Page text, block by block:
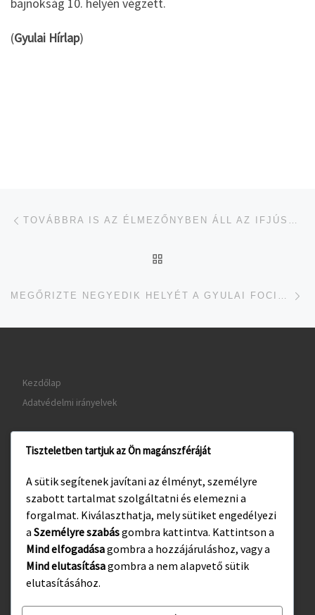
(Gyulai Hírlap)
Navigálás a bejegyzések között TOVÁBBRA IS AZ ÉLMEZŐNYBEN ÁLL AZ IFJÚSÁGI KÉZILABDACSAPAT
MEGŐRIZTE NEGYEDIK HELYÉT A GYULAI FOCICSAPAT
Kezdőlap
Adatvédelmi irányelvek
www.visitgyula.com
www.gyulakult.hu
Facebook Instagram
Tiszteletben tartjuk az Ön magánszféráját
A sütik segítenek javítani az élményt, személyre
szabott tartalmat szolgáltatni és elemezni a
forgalmat. Kiválaszthatja, mely sütiket engedélyezi
a Személyre szabásgombra kattintva. Kattintson a
Mind elfogadásagombra a hozzájáruláshoz, vagy a
Mind elutasításagombra a nem alapvető sütik
elutasításához.